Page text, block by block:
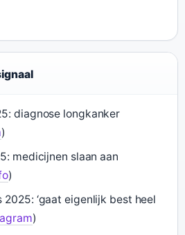
diagnose longkanker
)
medicijnen slaan aan
)
2025: ‘gaat eigenlijk best heel
)